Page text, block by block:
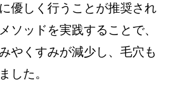
優しく行うことが推奨され
ソッドを実践することで、
やくすみが減少し、毛穴も
した。